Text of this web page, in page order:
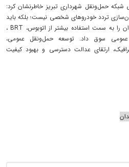
حمل‌ونقل شهرداری تبریز خاطرنشان کرد:
تردد خودروهای شخصی نیست؛ بلکه باید
با اصلاح الگوی تقاضای سفر، شهروندان را به سمت استفاده بیشتر از اتوبوس، BRT ،
سوق داد. توسعه حمل‌ونقل عمومی،
ارتقای عدالت دسترسی و بهبود کیفیت